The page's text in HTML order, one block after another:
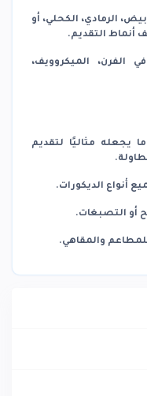
الرمادي، الكحلي، أو
أنماط التقديم.
في الفرن، الميكروويف،
يجعله مثاليًا لتقديم
أنواع الديكورات.
أو التصبغات.
والمقاهي.